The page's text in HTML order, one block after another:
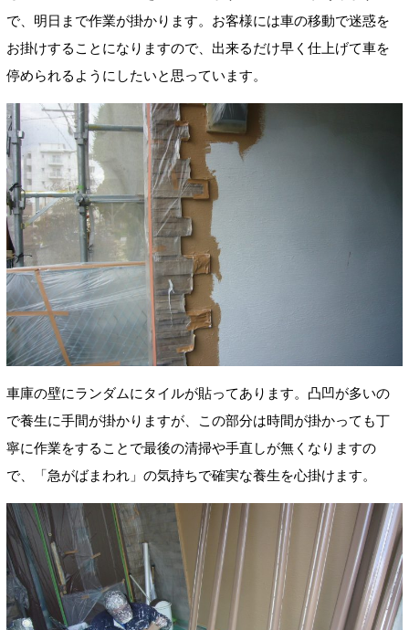
で、明日まで作業が掛かります。お客様には車の移動で迷惑を
お掛けすることになりますので、出来るだけ早く仕上げて車を
停められるようにしたいと思っています。
車庫の壁にランダムにタイルが貼ってあります。凸凹が多いの
で養生に手間が掛かりますが、この部分は時間が掛かっても丁
寧に作業をすることで最後の清掃や手直しが無くなりますの
で、「急がばまわれ」の気持ちで確実な養生を心掛けます。